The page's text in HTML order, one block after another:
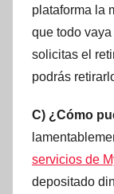
plataforma la
que todo
solicitas el
podrás
C) ¿Cómo
servicios de
depositado